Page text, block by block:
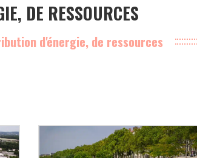
DE RESSOURCES
d'énergie, de ressources